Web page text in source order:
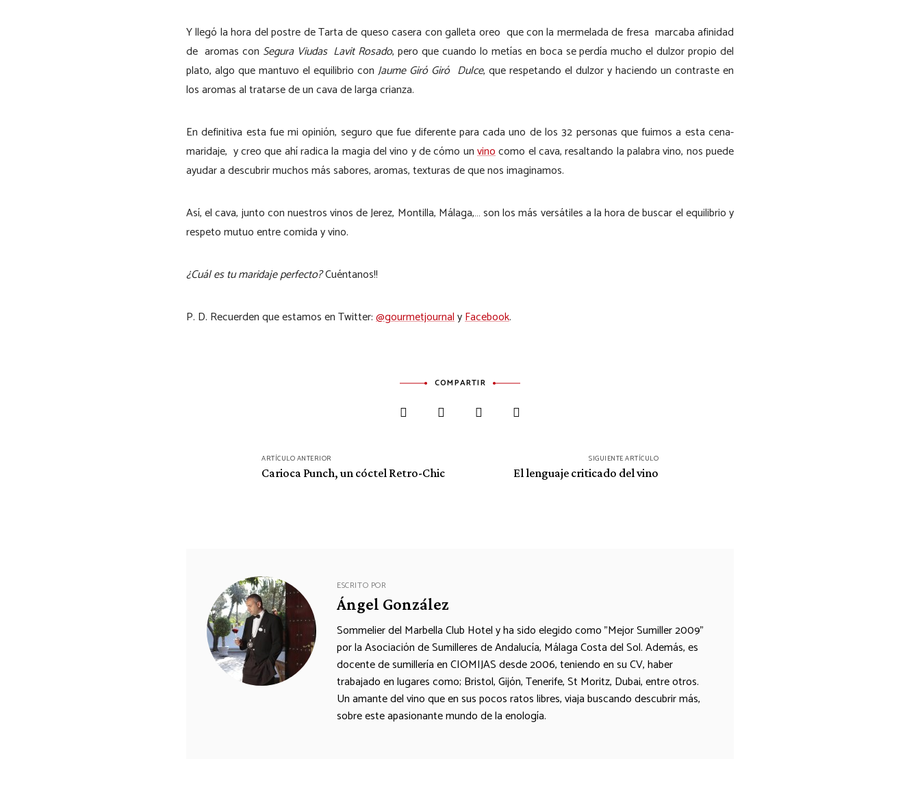
Y llegó la hora del postre de Tarta de queso casera con galleta oreo que con la mermelada de fresa marcaba afinidad
de aromas con Segura Viudas Lavit Rosado, pero que cuando lo metías en boca se perdía mucho el dulzor propio del
plato, algo que mantuvo el equilibrio conJaume Giró Giró Dulce, que respetando el dulzor y haciendo un contraste en
los aromas al tratarse de un cava de larga crianza.
En definitiva esta fue mi opinión, seguro que fue diferente para cada uno de los 32 personas que fuimos a esta cena-
maridaje, y creo que ahí radica la magia del vino y de cómo unvinocomo el cava, resaltando la palabra vino, nos puede
ayudar a descubrir muchos más sabores, aromas, texturas de que nos imaginamos.
Así, el cava, junto con nuestros vinos de Jerez, Montilla, Málaga,… son los más versátiles a la hora de buscar el equilibrio y
respeto mutuo entre comida y vino.
¿Cuál es tu maridaje perfecto?Cuéntanos!!
P. D. Recuerden que estamos en Twitter:@gourmetjournalyFacebook.
COMPARTIR
ARTÍCULO ANTERIOR
Carioca Punch, un cóctel Retro-Chic
SIGUIENTE ARTÍCULO
El lenguaje criticado del vino
ESCRITO POR
Ángel González
Sommelier del Marbella Club Hotel y ha sido elegido como "Mejor Sumiller 2009"
por la Asociación de Sumilleres de Andalucía, Málaga Costa del Sol. Además, es
docente de sumillería en CIOMIJAS desde 2006, teniendo en su CV, haber
trabajado en lugares como; Bristol, Gijón, Tenerife, St Moritz, Dubai, entre otros.
Un amante del vino que en sus pocos ratos libres, viaja buscando descubrir más,
sobre este apasionante mundo de la enología.